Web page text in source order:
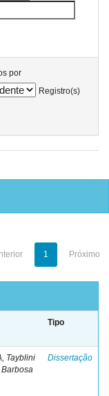
por
Registro(s)
1 Próximo
Tipo
Tayblini
Dissertação